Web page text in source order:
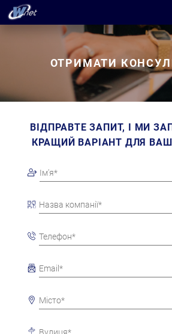
ОТРИМАТИ
ВІДПРАВТЕ ЗАПИТ, І МИ
КРАЩИЙ ВАРІАНТ ДЛЯ